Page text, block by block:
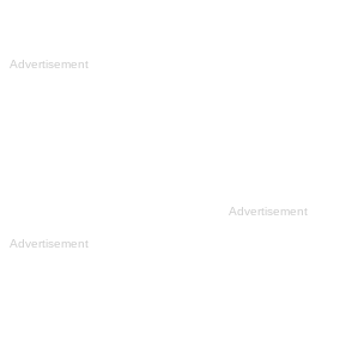
Advertisement
Advertisement
Advertisement